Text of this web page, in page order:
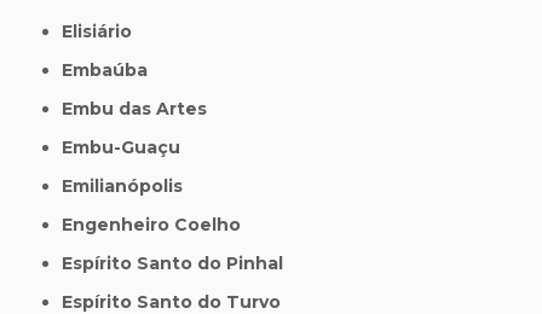
Elisiário
Embaúba
Embu das Artes
Embu-Guaçu
Emilianópolis
Engenheiro Coelho
Espírito Santo do Pinhal
Espírito Santo do Turvo